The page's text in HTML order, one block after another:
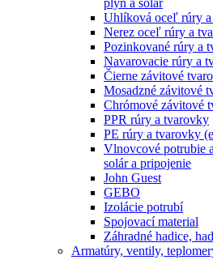
plyn a solár
Uhlíková oceľ rúry
Nerez oceľ rúry a
Pozinkované rúry a
Navarovacie rúry a
Čierne závitové
Mosadzné závitové
Chrómové závitové
PPR rúry a tvarovky
PE rúry a tvarovky
Vlnovcové potrubie
solár a pripojenie
John Guest
GEBO
Izolácie potrubí
Spojovací material
Záhradné hadice,
Armatúry, ventily,